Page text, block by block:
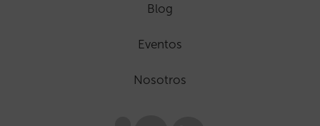
Blog
Eventos
Nosotros